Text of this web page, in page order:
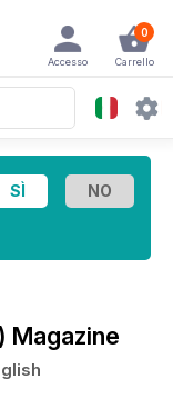
0
Carrello
Accesso
Magazine